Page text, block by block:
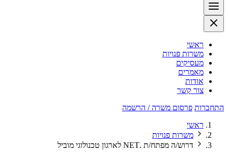
ראשי
משרות פנויות
מעסיקים
מאמרים
אודות
צור קשר
התחברות פרסום משרה / הרשמה
ראשי
משרות פנויות
דרוש/ה מפתח/ת .NET לארגון טכנולוגי מוביל